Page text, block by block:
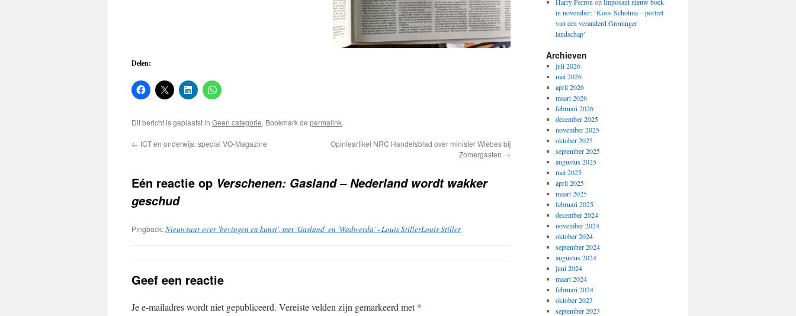
Delen:
Dit bericht is geplaatst in Geen categorie. Bookmark de permalink.
← ICT en onderwijs: special VO-Magazine
Opinieartikel NRC Handelsblad over minister Wiebes bij
Zomergasten →
Eén reactie op Verschenen: Gasland – Nederland wordt wakker
geschud
Pingback:Nieuwsuur over 'bevingen en kunst', met 'Gasland' en 'Wadwerda' - Louis StillerLouis Stiller
Geef een reactie
Je e-mailadres wordt niet gepubliceerd. Vereiste velden zijn gemarkeerd met*
in november: ‘Koos Scholma – portret
van een veranderd Groninger
landschap’
Archieven
juli 2026
mei 2026
april 2026
maart 2026
februari 2026
december 2025
november 2025
oktober 2025
september 2025
augustus 2025
mei 2025
april 2025
maart 2025
februari 2025
december 2024
november 2024
oktober 2024
september 2024
augustus 2024
juni 2024
maart 2024
februari 2024
oktober 2023
september 2023